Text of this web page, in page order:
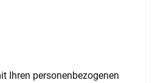
Ihren personenbezogenen